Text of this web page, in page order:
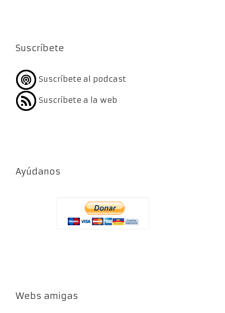
Suscríbete
Suscríbete al podcast
Suscríbete a la web
Ayúdanos
Webs amigas